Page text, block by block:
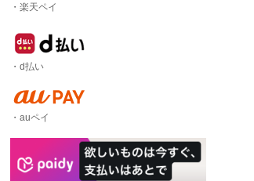
・楽天ペイ
・d払い
・auペイ